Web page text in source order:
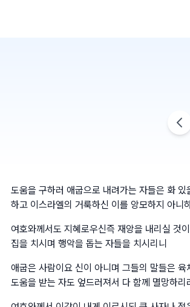
도움을 구하러 애굽으로 내려가는 자들은 화
하고 이스라엘의 거룩하신 이를 앙모하지 아니
여호와께서도 지혜로우신즉 재앙을 내리실 것
집을 치시며 행악을 돕는 자들을 치시리니
애굽은 사람이요 신이 아니며 그들의 말들은
도움을 받는 자도 엎드러져서 다 함께 멸망하리